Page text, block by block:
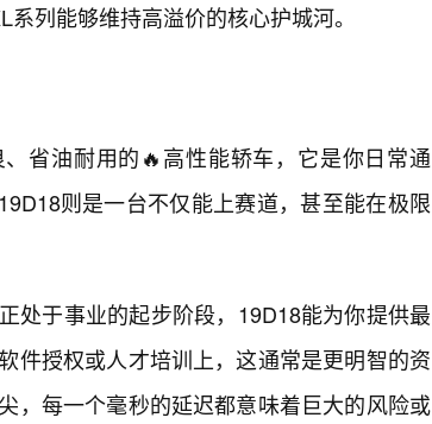
列能够维持高溢价的核心护城河。
省油耐用的🔥高性能轿车，它是你日常通
则是一台不仅能上赛道，甚至能在极限
处于事业的起步阶段，19D18能为你提供最
件授权或人才培训上，这通常是更明智的资
，每一个毫秒的延迟都意味着巨大的风险或